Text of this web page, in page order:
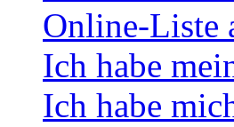
Online-Liste
Ich habe
Ich habe